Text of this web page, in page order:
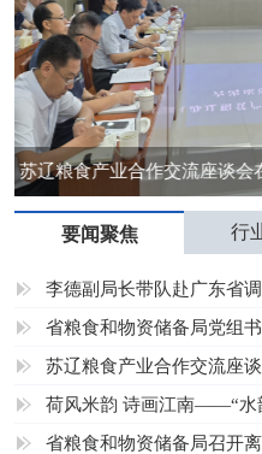
苏辽粮食产业合作交流座谈会
要闻聚焦 行
李德副局长带队赴广东省
省粮食和物资储备局党组
苏辽粮食产业合作交流座
荷风米韵 诗画江南——“水
省粮食和物资储备局召开